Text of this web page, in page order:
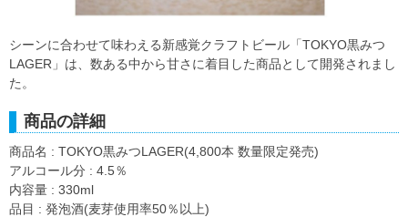
シーンに合わせて味わえる新感覚クラフトビール「TOKYO黒みつ
LAGER」は、数ある中から甘さに着目した商品として開発されまし
た。
商品の詳細
商品名 : TOKYO黒みつLAGER(4,800本 数量限定発売)
アルコール分 : 4.5％
内容量 : 330ml
品目 : 発泡酒(麦芽使用率50％以上)